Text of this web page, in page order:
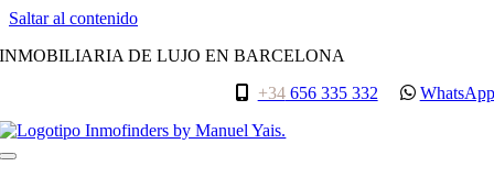
Saltar al contenido
INMOBILIARIA DE LUJO EN BARCELONA
+34656 335 332 WhatsApp